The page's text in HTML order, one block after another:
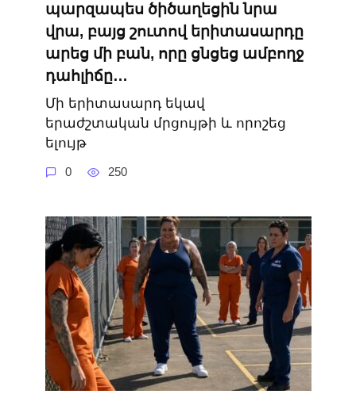
պարզապես ծիծաղեցին նրա
վրա, բայց շուտով երիտասարդը
արեց մի բան, որը ցնցեց ամբողջ
դահլիճը…
Մի երիտասարդ եկավ
երաժշտական ​​մրցույթի և որոշեց
ելույթ
0 250